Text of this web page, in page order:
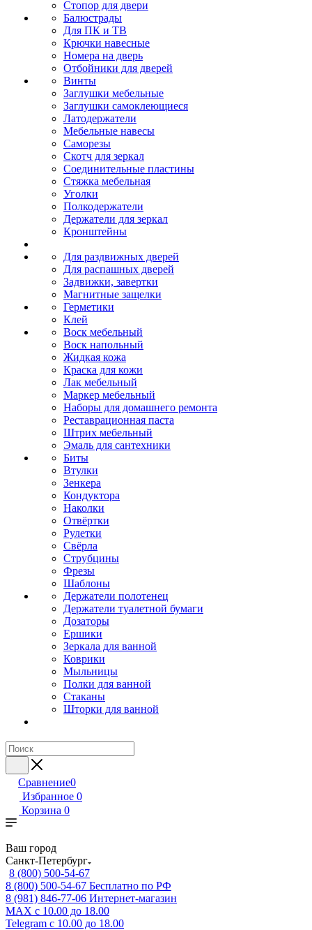
Стопор для двери
Балюстрады
Для ПК и ТВ
Крючки навесные
Номера на дверь
Отбойники для дверей
Винты
Заглушки мебельные
Заглушки самоклеющиеся
Латодержатели
Мебельные навесы
Саморезы
Скотч для зеркал
Соединительные пластины
Стяжка мебельная
Уголки
Полкодержатели
Держатели для зеркал
Кронштейны
Для раздвижных дверей
Для распашных дверей
Задвижки, завертки
Магнитные защелки
Герметики
Клей
Воск мебельный
Воск напольный
Жидкая кожа
Краска для кожи
Лак мебельный
Маркер мебельный
Наборы для домашнего ремонта
Реставрационная паста
Штрих мебельный
Эмаль для сантехники
Биты
Втулки
Зенкера
Кондуктора
Наколки
Отвёртки
Рулетки
Свёрла
Струбцины
Фрезы
Шаблоны
Держатели полотенец
Держатели туалетной бумаги
Дозаторы
Ершики
Зеркала для ванной
Коврики
Мыльницы
Полки для ванной
Стаканы
Шторки для ванной
Сравнение0
Избранное 0
Корзина 0
Ваш город
Санкт-Петербург
8 (800) 500-54-67
8 (800) 500-54-67 Бесплатно по РФ
8 (981) 846-77-06 Интернет-магазин
MAX с 10.00 до 18.00
Telegram с 10.00 до 18.00